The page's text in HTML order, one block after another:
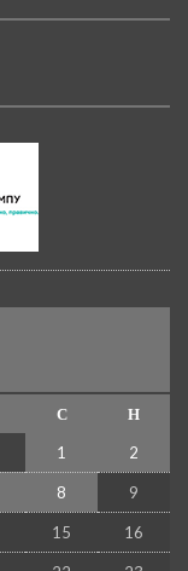
С
Н
1
2
8 9
15 16